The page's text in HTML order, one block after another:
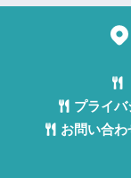
プライ
お問い合わ